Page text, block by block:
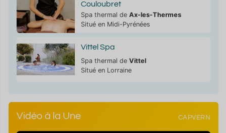
Couloubret
Spa thermal de Ax-les-Thermes
Situé en Midi-Pyrénées
Vittel Spa
Spa thermal de Vittel
Situé en Lorraine
Vidéo à la Une CAPVERN